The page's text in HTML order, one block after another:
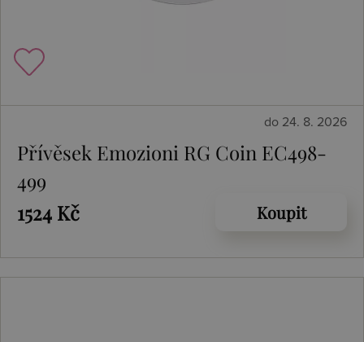
do 24. 8. 2026
Přívěsek Emozioni RG Coin EC498-
499
1524 Kč
Koupit